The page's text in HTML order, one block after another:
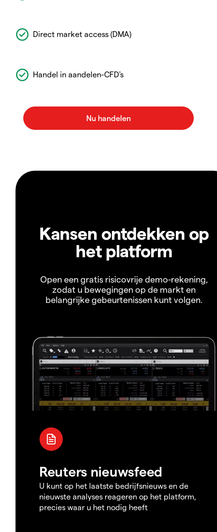
Direct market access (DMA)
Handel in aandelen-CFD's
Kansen ontdekken op
het platform
Open een gratis risicovrije demo-rekening,
zodat u bewegingen op de markt en
belangrijke gebeurtenissen kunt volgen.
Reuters nieuwsfeed
U kunt op het laatste bedrijfsnieuws en de
nieuwste analyses reageren op het platform,
precies waar u het nodig heeft